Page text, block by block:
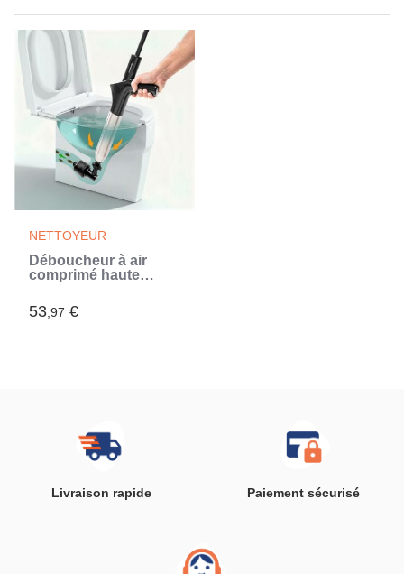
NETTOYEUR
Déboucheur à air
comprimé haute
accessoires et
manomètre 5 en 1
53,97 €
Livraison rapide Paiement sécurisé